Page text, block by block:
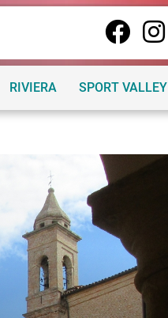
RIVIERA SPORT VALLEY